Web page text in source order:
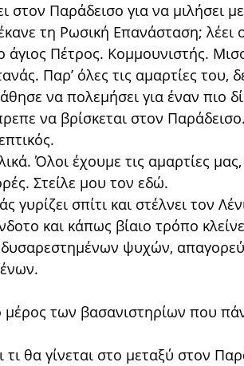
στον Παράδεισο για να μιλήσει
τη Ρωσική Επανάσταση; λέει
Πέτρος. Κομμουνιστής.
Παρ’ όλες τις αμαρτίες του,
να πολεμήσει για έναν πιο
να βρίσκεται στον Παράδεισο.
Όλοι έχουμε τις αμαρτίες
Στείλε μου τον εδώ.
σπίτι και στέλνει τον
και κάπως βίαιο τρόπο
δυσαρεστημένων ψυχών,
των βασανιστηρίων που
θα γίνεται στο μεταξύ στον